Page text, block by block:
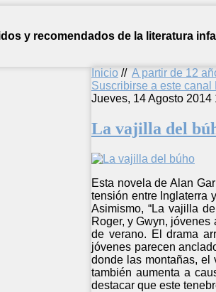
y recomendados de la literatura
Inicio // A partir de 12
Suscribirse a este canal
Jueves, 14 Agosto 2014
La vajilla del
Esta novela de Alan
tensión entre Inglaterra
Asimismo, “La vajilla
Roger, y Gwyn,
de verano. El drama
jóvenes parecen
donde las montañas, el
también aumenta a
destacar que este